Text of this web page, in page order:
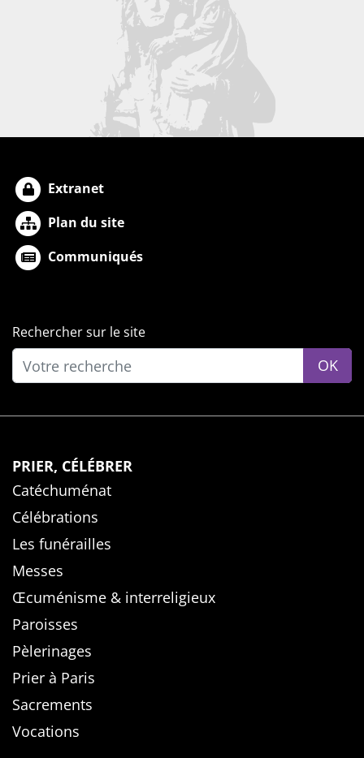
Extranet
Plan du site
Communiqués
Rechercher sur le site
OK
PRIER, CÉLÉBRER
Catéchuménat
Célébrations
Les funérailles
Messes
Œcuménisme & interreligieux
Paroisses
Pèlerinages
Prier à Paris
Sacrements
Vocations